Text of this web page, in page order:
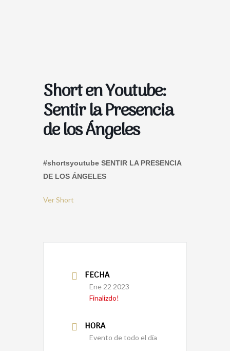
Short en Youtube:
Sentir la Presencia
de los Ángeles
#shortsyoutube SENTIR LA PRESENCIA
DE LOS ÁNGELES
Ver Short
FECHA
Ene 22 2023
Finalizdo!
HORA
Evento de todo el día